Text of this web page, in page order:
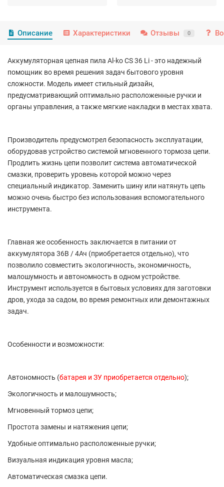
Описание Характеристики Отзывы 0
Аккумуляторная цепная пила Al-ko CS 36 Li - это надежный
помощник во время решения задач бытового уровня
сложности. Модель имеет стильный дизайн,
предусматривающий оптимально расположенные ручки и
органы управления, а также мягкие накладки в местах хвата.
Производитель предусмотрел безопасность эксплуатации,
оборудовав устройство системой мгновенного тормоза цепи.
Продлить жизнь цепи позволит система автоматической
смазки, проверить уровень которой можно через
специальный индикатор. Заменить шину или натянуть цепь
можно очень быстро без использования вспомогательного
инструмента.
Главная же особенность заключается в питании от
аккумулятора 36В / 4Ач (приобретается отдельно), что
позволило совместить экологичность, экономичность,
малошумность и автономность в одном устройстве.
Инструмент используется в бытовых условиях для заготовки
дров, ухода за садом, во время ремонтных или демонтажных
задач.
Особенности и возможности:
Автономность (батарея и ЗУ приобретается отдельно);
Экологичность и малошумность;
Мгновенный тормоз цепи;
Простота замены и натяжения цепи;
Удобные оптимально расположенные ручки;
Визуальная индикация уровня масла;
Автоматическая смазка цепи.